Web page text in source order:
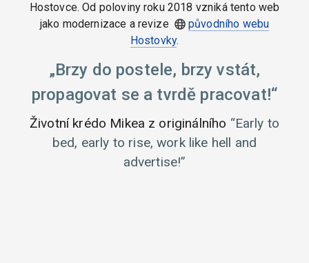
Hostovce. Od poloviny roku 2018 vzniká tento web
jako modernizace a revize
původního webu
Hostovky.
Brzy do postele, brzy vstát,
propagovat se a tvrdě pracovat!
Životní krédo Mikea z originálního Early to
bed, early to rise, work like hell and
advertise!